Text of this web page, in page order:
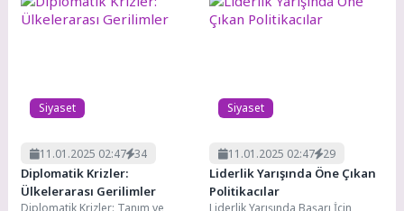
7
Türkiye Siyasetinde Güncel Gelişmeler: Yeni Dönemin
Siyaset
11.01.2025 02:47 34
Diplomatik Krizler:
Ülkelerarası Gerilimler
Siyaset
11.01.2025 02:47 29
Liderlik Yarışında Öne Çıkan
Politikacılar